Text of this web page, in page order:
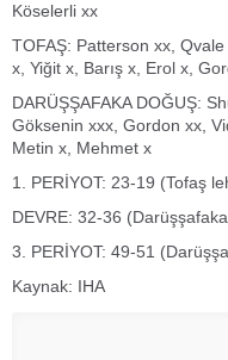
Köselerli xx
TOFAŞ: Patterson xx,
x, Yiğit x, Barış x, Erol x,
DARÜŞŞAFAKA DOĞUŞ:
Göksenin xxx, Gordon xx,
Metin x, Mehmet x
1. PERİYOT: 23-19 (Tofaş
DEVRE: 32-36
3. PERİYOT: 49-51
Kaynak: IHA